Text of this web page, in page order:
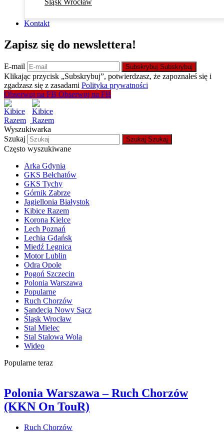
Kontakt
Zapisz się do newslettera!
E-mail Subskrybuj Subskrybuj
Klikając przycisk „Subskrybuj”, potwierdzasz, że zapoznałeś się i
zgadzasz się z zasadami Polityka prywatności
Obserwuj na FB Obserwuj na FB
Wyszukiwarka
Szukaj
Szukaj Szukaj
Często wyszukiwane
Arka Gdynia
GKS Bełchatów
GKS Tychy
Górnik Zabrze
Jagiellonia Białystok
Kibice Razem
Korona Kielce
Lech Poznań
Lechia Gdańsk
Miedź Legnica
Motor Lublin
Odra Opole
Pogoń Szczecin
Polonia Warszawa
Popularne
Ruch Chorzów
Sandecja Nowy Sącz
Śląsk Wrocław
Stal Mielec
Stal Stalowa Wola
Wideo
Popularne teraz
Polonia Warszawa – Ruch Chorzów
(KKN On TouR)
Ruch Chorzów